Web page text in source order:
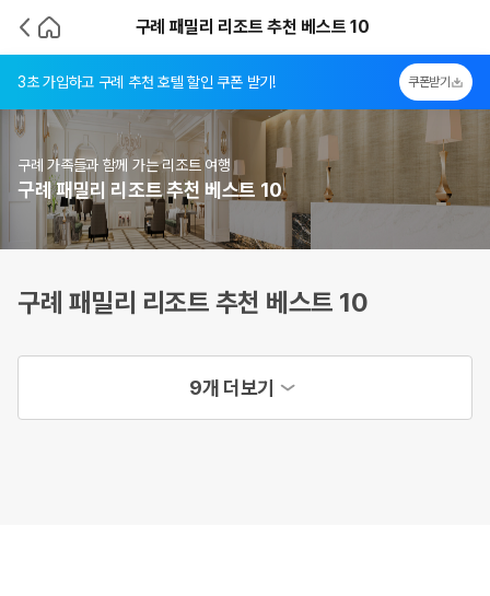
구례 패밀리 리조트 추천 베스트 10
3초 가입하고 구례 추천 호텔 할인 쿠폰 받기! 쿠폰받기
구례 가족들과 함께 가는 리조트 여행
구례 패밀리 리조트 추천 베스트 10
구례 패밀리 리조트 추천 베스트 10
9개 더보기